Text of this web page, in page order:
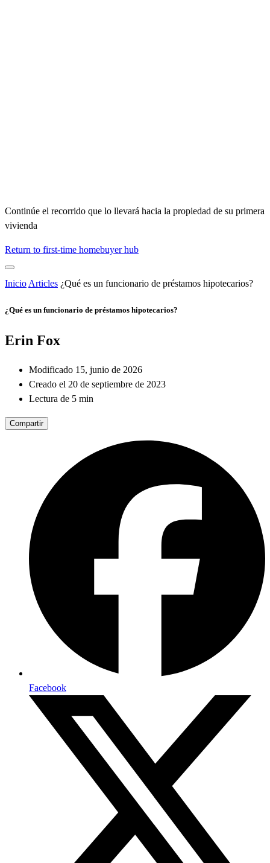
Continúe el recorrido que lo llevará hacia la propiedad de su primera
vivienda
Return to first-time homebuyer hub
Inicio Articles ¿Qué es un funcionario de préstamos hipotecarios?
¿Qué es un funcionario de préstamos hipotecarios?
Erin Fox
Modificado 15, junio de 2026
Creado el 20 de septiembre de 2023
Lectura de 5 min
Compartir
Facebook